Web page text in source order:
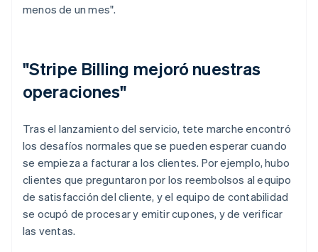
menos de un mes".
"Stripe Billing mejoró nuestras
operaciones"
Tras el lanzamiento del servicio, tete marche encontró
los desafíos normales que se pueden esperar cuando
se empieza a facturar a los clientes. Por ejemplo, hubo
clientes que preguntaron por los reembolsos al equipo
de satisfacción del cliente, y el equipo de contabilidad
se ocupó de procesar y emitir cupones, y de verificar
las ventas.